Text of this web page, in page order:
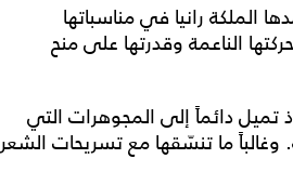
الملكة رانيا في مناسباتها
الناعمة وقدرتها على منح
تميل دائماً إلى المجوهرات التي
ما تنسّقها مع تسريحات الشعر